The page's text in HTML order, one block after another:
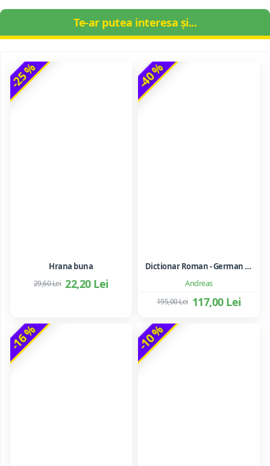
Te-ar putea interesa și...
-25 %
Hrana buna
22,20 Lei
29,60 Lei
-40 %
Andreas
Dictionar Roman - German - Mihai Anutei
117,00 Lei
195,00 Lei
-16 % -10 %